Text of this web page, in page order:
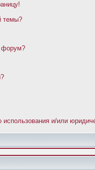
темы?
форум?
и/или